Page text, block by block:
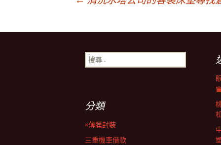
章
搜
尋
分類
×薄膜封裝
三重機車借款